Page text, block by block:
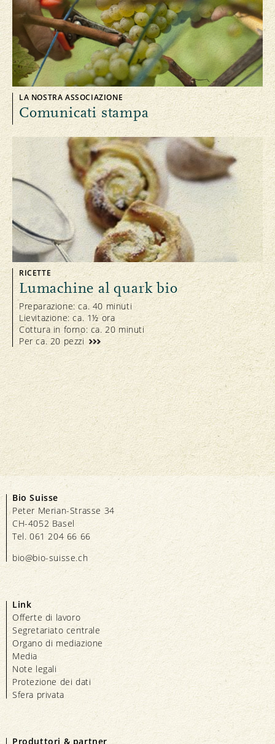
LA NOSTRA ASSOCIAZIONE
Comunicati stampa
RICETTE
Lumachine al quark bio
Preparazione: ca. 40 minuti
Lievitazione: ca. 1½ ora
Cottura in forno: ca. 20 minuti
Per ca. 20 pezzi
Bio Suisse
Peter Merian-Strasse 34
CH-4052 Basel
Tel. 061 204 66 66
bio@bio-suisse.ch
Link
Offerte di lavoro
Segretariato centrale
Organo di mediazione
Media
Note legali
Protezione dei dati
Sfera privata
Produttori & partner